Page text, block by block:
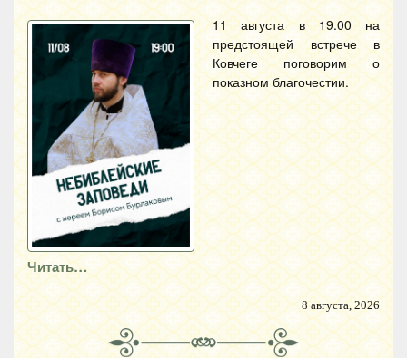
11 августа в 19.00 на
предстоящей встрече в
Ковчеге поговорим о
показном благочестии.
Читать…
8 августа, 2026